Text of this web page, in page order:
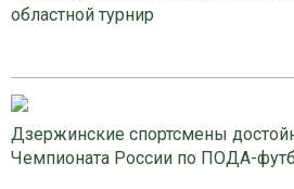
областной турнир
Дзержинские спортсмены
Чемпионата России по ПОДА-